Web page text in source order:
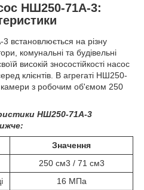
НШ250-71А-3:
встановлюється на різну
комунальні та будівельні
високій зносостійкості насос
клієнтів. В агрегаті НШ250-
камери з робочим об'ємом 250
НШ250-71А-3
Значення
250 см3 / 71 см3
16 МПа